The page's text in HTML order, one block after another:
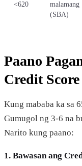
<620
malamang
(SBA)
Paano
Credit
Kung mababa ka sa
Gumugol ng 3-6 na
Narito kung paano:
1. Bawasan ang